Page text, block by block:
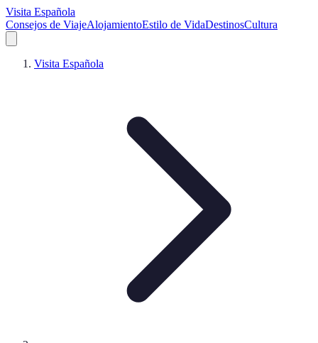
Visita Española
Consejos de ViajeAlojamientoEstilo de VidaDestinosCultura
Visita Española